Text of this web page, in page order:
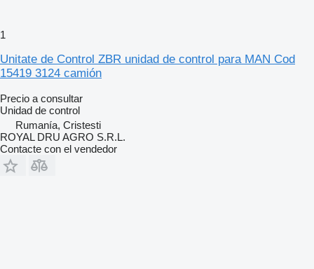
1
Unitate de Control ZBR unidad de control para MAN Cod
15419 3124 camión
Precio a consultar
Unidad de control
Rumanía, Cristesti
ROYAL DRU AGRO S.R.L.
Contacte con el vendedor